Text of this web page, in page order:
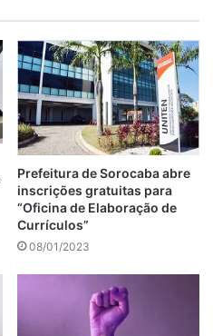
Prefeitura de Sorocaba abre
inscrições gratuitas para
“Oficina de Elaboração de
Currículos”
08/01/2023